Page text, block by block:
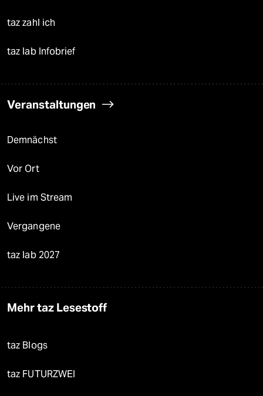
taz zahl ich
taz lab Infobrief
Veranstaltungen
Demnächst
Vor Ort
Live im Stream
Vergangene
taz lab 2027
Mehr taz Lesestoff
taz Blogs
taz FUTURZWEI